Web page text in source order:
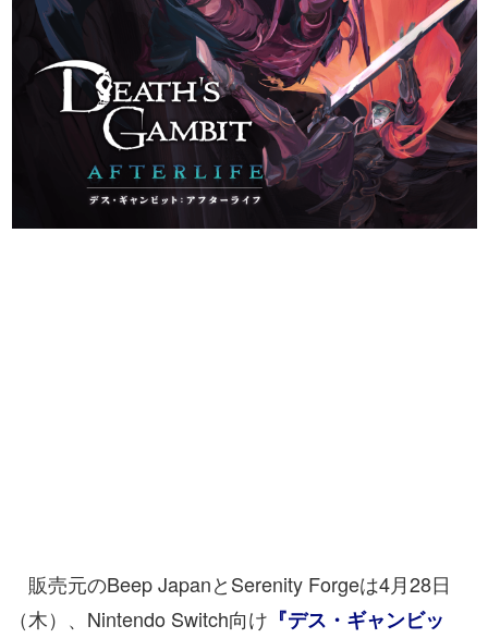
日本モバイルゲーム産業史
日本のモバイルゲーム史における主要なトピック・タイト
ルを網羅するほか、開発者へのインタビューや識者による
解説を掲載。約20年の歴史が一望できる決定版！
若ゲのいたり〜ゲームクリエイターの青春〜
『うつヌケ』『ペンと箸』等で知られるマンガ家・田中圭
一先生によるゲーム業界レポートマンガです。
なんでゲームは面白い？
ゲーム開発者・hamatsu氏がゲームの魅力を画面や操作の
具体的な形から解き明かしていく、硬派で骨太な評論連載
その他
販売元のBeep JapanとSerenity Forgeは4月28日
（木）、Nintendo Switch向け 『デス・ギャンビッ